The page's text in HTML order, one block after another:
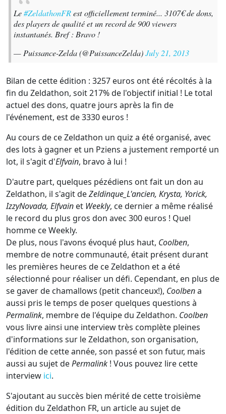
Le#ZeldathonFRest officiellement terminé... 3107€ de dons,
des players de qualité et un record de 900 viewers
instantanés. Bref : Bravo !
— Puissance-Zelda (@PuissanceZelda)July 21, 2013
Bilan de cette édition : 3257 euros ont été récoltés à la
fin du Zeldathon, soit 217% de l'objectif initial ! Le total
actuel des dons, quatre jours après la fin de
l'événement, est de 3330 euros !
Au cours de ce Zeldathon un quiz a été organisé, avec
des lots à gagner et un Pziens a justement remporté un
lot, il s'agit d'Elfvain, bravo à lui !
D'autre part, quelques pézédiens ont fait un don au
Zeldathon, il s'agit deZeldinque_L'ancien, Krysta, Yorick,
IzzyNovada, Elfvain et Weekly, ce dernier a même réalisé
le record du plus gros don avec 300 euros ! Quel
homme ce Weekly.
De plus, nous l'avons évoqué plus haut, Coolben,
membre de notre communauté, était présent durant
les premières heures de ce Zeldathon et a été
sélectionné pour réaliser un défi. Cependant, en plus de
se gaver de chamallows (petit chanceux!), Coolbena
aussi pris le temps de poser quelques questions à
Permalink, membre de l'équipe du Zeldathon. Coolben
vous livre ainsi une interview très complète pleines
d'informations sur le Zeldathon, son organisation,
l'édition de cette année, son passé et son futur, mais
aussi au sujet dePermalink ! Vous pouvez lire cette
interview ici.
S'ajoutant au succès bien mérité de cette troisième
édition du Zeldathon FR, un article au sujet de